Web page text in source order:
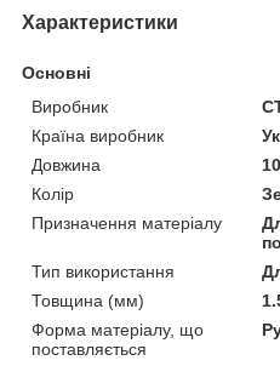
Характеристики
Основні
Виробник
Країна виробник
Довжина
Колір
Призначення матеріалу
Тип використання
Товщина (мм)
Форма матеріалу, що
поставляється